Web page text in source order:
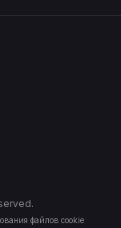
файлов cookie